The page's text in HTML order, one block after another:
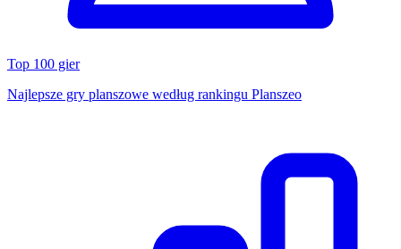
Top 100 gier
Najlepsze gry planszowe według rankingu Planszeo